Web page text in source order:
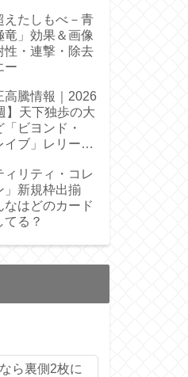
えたしもべ－青
竜」効果＆画像
性・連撃・除去
ー
高騰情報｜2026
】天下独歩の大
ビヨンド・
イブ」レリーフ
ィリティ・コレ
」新規枠出揃
なはどのカード
てる？
ら裏側2枚に